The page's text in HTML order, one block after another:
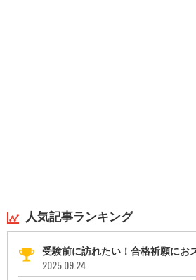
人気記事ランキング
受験前に訪れたい！合格祈願にお
2025.09.24